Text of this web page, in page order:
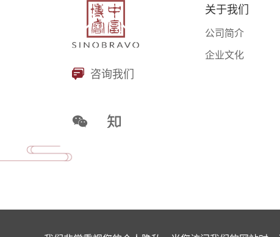
咨询我们
关于我们
公司简介
企业文化